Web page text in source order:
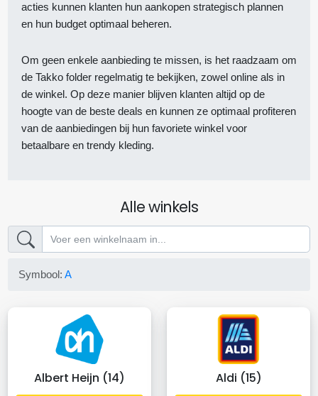
acties kunnen klanten hun aankopen strategisch plannen
en hun budget optimaal beheren.
Om geen enkele aanbieding te missen, is het raadzaam om
de Takko folder regelmatig te bekijken, zowel online als in
de winkel. Op deze manier blijven klanten altijd op de
hoogte van de beste deals en kunnen ze optimaal profiteren
van de aanbiedingen bij hun favoriete winkel voor
betaalbare en trendy kleding.
Alle winkels
Symbool:A
Albert Heijn (14) Aldi (15)